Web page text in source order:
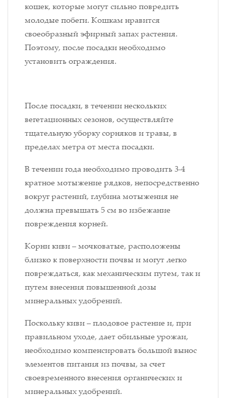
кошек, которые могут сильно повредить
молодые побеги. Кошкам нравится
своеобразный эфирный запах растения.
Поэтому, после посадки необходимо
установить ограждения.
После посадки, в течении нескольких
вегетационных сезонов, осуществляйте
тщательную уборку сорняков и травы, в
пределах метра от места посадки.
В течении года необходимо проводить 3-4
кратное мотыжение рядков, непосредственно
вокруг растений, глубина мотыжения не
должна превышать 5 см во избежание
повреждения корней.
Корни киви – мочковатые, расположены
близко к поверхности почвы и могут легко
повреждаться, как механическим путем, так и
путем внесения повышенной дозы
минеральных удобрений.
Поскольку киви – плодовое растение и, при
правильном уходе, дает обильные урожаи,
необходимо компенсировать большой вынос
элементов питания из почвы, за счет
своевременного внесения органических и
минеральных удобрений.